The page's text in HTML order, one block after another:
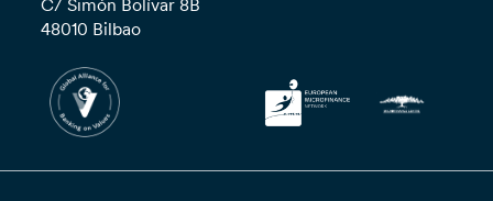
C/ Simón Bolívar 8B
48010 Bilbao